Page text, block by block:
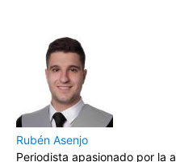
Rubén Asenjo
Periodista apasionado por la